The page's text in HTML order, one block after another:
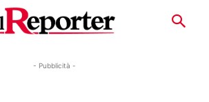
- Pubblicità -